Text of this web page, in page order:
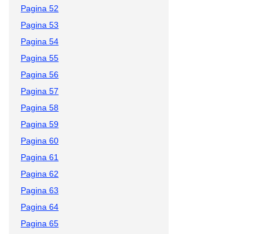
Pagina 52
Pagina 53
Pagina 54
Pagina 55
Pagina 56
Pagina 57
Pagina 58
Pagina 59
Pagina 60
Pagina 61
Pagina 62
Pagina 63
Pagina 64
Pagina 65